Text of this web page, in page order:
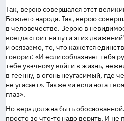
Так, верою совершался этот
Божьего народа. Так, верою
в человечестве. Верою в
всегда стоит на пути этих
и осязаемо, то, что кажется
говорит: «И если соблазняет тебя
тебе увечному войти в жизнь,
в геенну, в огонь неугасимый, где
не угасает». Также «и если нога
глаз».
Но вера должна быть
просто вочто-то надо верить. И не